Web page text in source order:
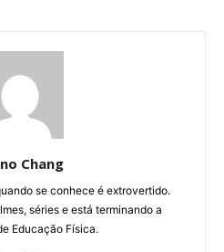
Chang
se conhece é extrovertido.
séries e está terminando a
Educação Física.